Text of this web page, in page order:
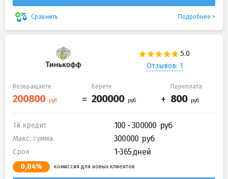
Сравнить Подробнее
Отзывов: 1
Возвращаете Берете Переплата
1й кредит 100 - 300000
Макс. сумма 300000
Срок 1-365 дней
0,04% комиссия для новых клиентов